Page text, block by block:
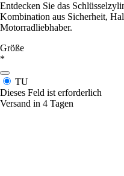
Entdecken Sie das
Kombination aus Sicherheit,
Motorradliebhaber.
Größe
*
TU
Dieses Feld ist erforderlich
Versand in 4 Tagen